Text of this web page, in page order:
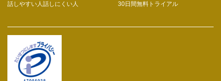
話しやすい人話しにくい人
30日間無料トライアル